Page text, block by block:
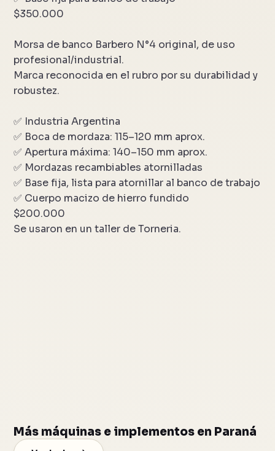
$350.000
Morsa de banco Barbero N°4 original, de uso
profesional/industrial.
Marca reconocida en el rubro por su durabilidad y
robustez.
✅ Industria Argentina
✅ Boca de mordaza: 115–120 mm aprox.
✅ Apertura máxima: 140–150 mm aprox.
✅ Mordazas recambiables atornilladas
✅ Base fija, lista para atornillar al banco de trabajo
✅ Cuerpo macizo de hierro fundido
$200.000
Se usaron en un taller de Torneria.
Más máquinas e implementos en Paraná